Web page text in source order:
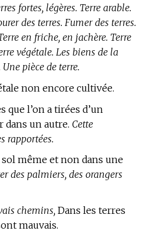
fortes, légères. Terre arable.
des terres. Fumer des terres.
en friche, en jachère. Terre
végétale. Les biens de la
pièce de terre.
non encore cultivée.
que l’on a tirées d’un
un autre. Cette
rapportées.
sol même et non dans une
des palmiers, des orangers
chemins, Dans les terres
mauvais.